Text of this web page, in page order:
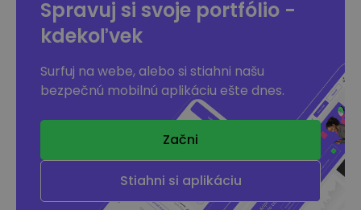
Spravuj si svoje portfólio -
kdekoľvek
Surfuj na webe, alebo si stiahni našu
bezpečnú mobilnú aplikáciu ešte dnes.
Začni
Stiahni si aplikáciu